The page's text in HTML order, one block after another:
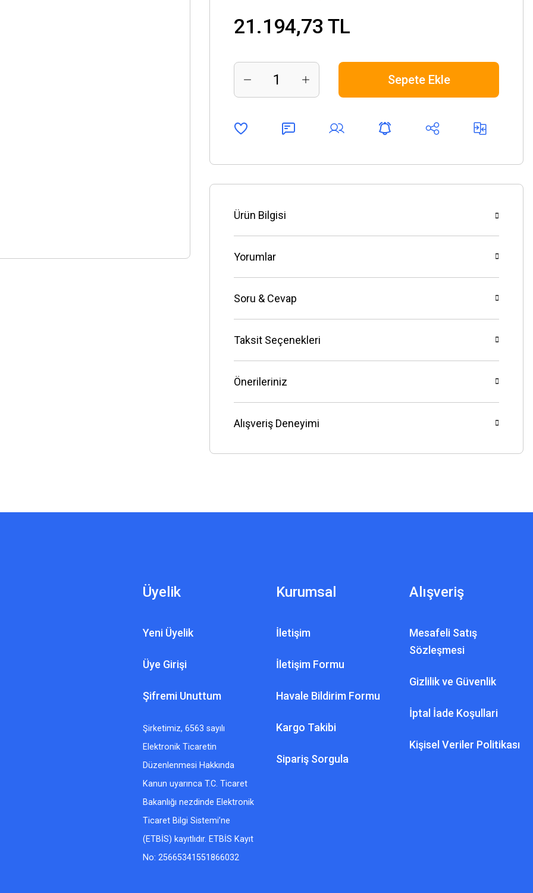
21.194,73 TL
Sepete Ekle
Ürün Bilgisi
Yorumlar
Soru & Cevap
Taksit Seçenekleri
Önerileriniz
Alışveriş Deneyimi
Üyelik
Yeni Üyelik
Üye Girişi
Şifremi Unuttum
Şirketimiz, 6563 sayılı
Elektronik Ticaretin
Düzenlenmesi Hakkında
Kanun uyarınca T.C. Ticaret
Bakanlığı nezdinde Elektronik
Ticaret Bilgi Sistemi’ne
(ETBİS) kayıtlıdır. ETBİS Kayıt
No: 25665341551866032
Kurumsal
İletişim
İletişim Formu
Havale Bildirim Formu
Kargo Takibi
Sipariş Sorgula
Alışveriş
Mesafeli Satış
Sözleşmesi
Gizlilik ve Güvenlik
İptal İade Koşullari
Kişisel Veriler Politikası